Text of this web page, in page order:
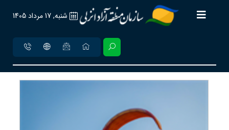
شنبه, 17 مرداد 1405